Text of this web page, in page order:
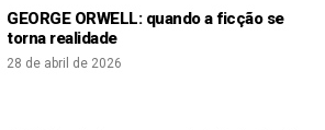
GEORGE ORWELL: quando a ficção se
torna realidade
28 de abril de 2026